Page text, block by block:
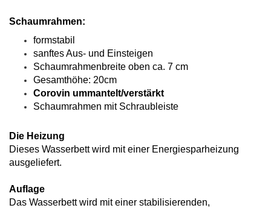
Schaumrahmen:
formstabil
sanftes Aus- und Einsteigen
Schaumrahmenbreite oben ca. 7 cm
Gesamthöhe: 20cm
Corovin ummantelt/verstärkt
Schaumrahmen mit Schraubleiste
Die Heizung
Dieses Wasserbett wird mit einer Energiesparheizung
ausgeliefert.
Auflage
Das Wasserbett wird mit einer stabilisierenden,